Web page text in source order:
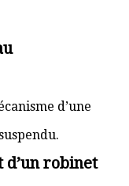
d’une
d’un robinet